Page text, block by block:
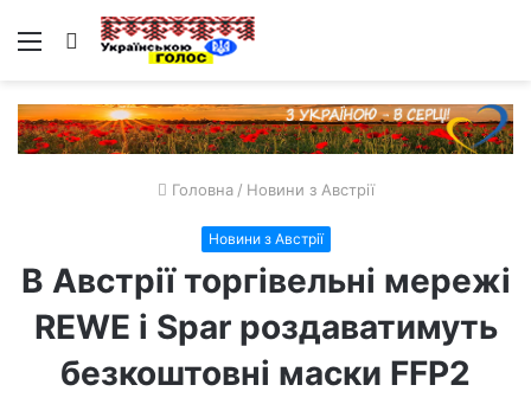
Меню Пошук
Головна / Новини з Австрії
Новини з Австрії
В Австрії торгівельні мережі
REWE і Spar роздаватимуть
безкоштовні маски FFP2